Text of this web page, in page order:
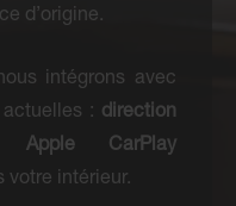
d’origine.
intégrons avec
: direction
Apple CarPlay
intérieur.